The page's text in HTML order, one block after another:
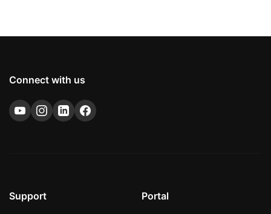
Connect with us
Support Portal